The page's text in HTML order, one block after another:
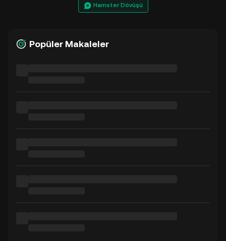
Hamster Dövüşü
Popüler Makaleler